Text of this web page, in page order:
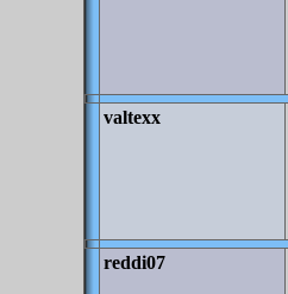
valtexx
reddi07